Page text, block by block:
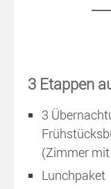
3 Etappen
3
(Zimmer mit
Lunchpaket